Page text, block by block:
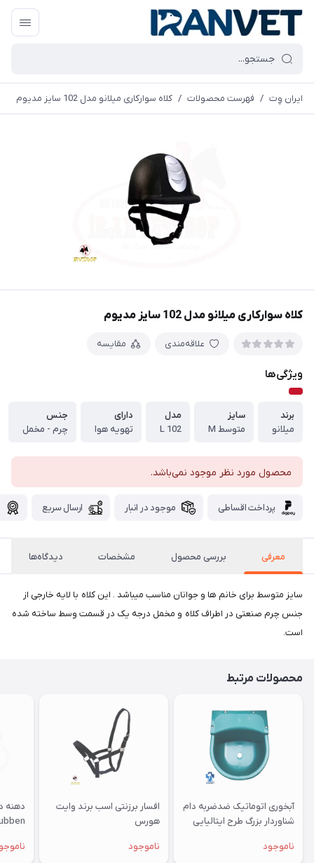
ایران وِت / فهرست محصولات / کلاه سوارکاری میلانو مدل 102 سایز مدیوم
کلاه سوارکاری میلانو مدل 102 سایز مدیوم
علاقه‌مندی مقایسه
ویژگی‌ها
برند
میلانو
سایز
متوسط M
مدل
L 102
دارای
تهویه هوا
جنس
چرم - مخمل
محصول مورد نظر موجود نمی‌باشد.
پرداخت اقساطی موجود در انبار ارسال سریع
معرفی بررسی محصول مشخصات دیدگاه‌ها
سایز متوسط برای خانم ها و جوانان مناسب میباشد . این کلاه با لایه خارجی از
جنس چرم صنعتی در اطراف کلاه و مخمل درجه یک در قسمت وسط ساخته شده
است.
محصولات مرتبط
آبخوری اتوماتیک ضدضربه دام
شناوردار بزرگ طرح ایتالیایی
ناموجود
افسار برزنتی اسب برند وایت
هورس
ناموجود